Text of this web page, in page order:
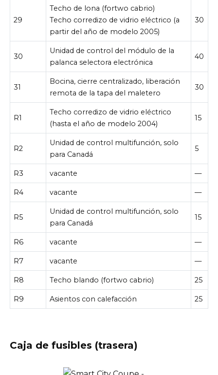
29
Techo de lona (fortwo cabrio)
Techo corredizo de vidrio eléctrico (a
partir del año de modelo 2005)
30
30
Unidad de control del módulo de la
palanca selectora electrónica
40
31
Bocina, cierre centralizado, liberación
remota de la tapa del maletero
30
R1
Techo corredizo de vidrio eléctrico
(hasta el año de modelo 2004)
15
R2
Unidad de control multifunción, solo
para Canadá
5
R3 vacante —
R4 vacante —
R5
Unidad de control multifunción, solo
para Canadá
15
R6 vacante —
R7 vacante —
R8 Techo blando (fortwo cabrio) 25
R9 Asientos con calefacción 25
Caja de fusibles (trasera)